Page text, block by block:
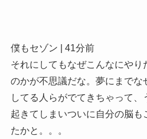
僕もセゾン | 41分前
それにしてもなぜこんなにやり
のかが不思議だな。夢にまでな
してる人らがでてきちゃって
起きてしまいついに自分の脳も
たかと。。。